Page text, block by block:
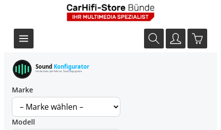
Sound Konfigurator
Finde dein perfektes Soundupgrade
Marke
Modell